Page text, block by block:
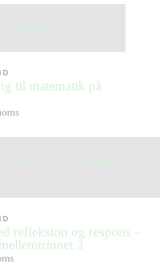
til matematik på
refleksion og respons –
3